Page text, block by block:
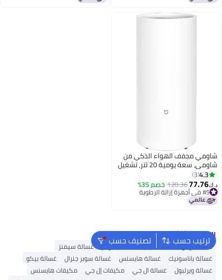
شاومي مجفف الهواء الذكي من
شاومي، سعة يومية 20 لتر، تشغيل
ذكي، 5 تصاميم لتقليل الضوضاء
4.3
3
د.ك‏77.76
120.36خصم 35%
#5 في أجهزة إزالة الرطوبة
أقل سعر في 30 يوم
تم بيع +20 مؤخرًا
ترتيب حسب تصنيف حسب البحث الشائع
غسالة بوش غسالة ميديا غسالة هوفر
غسالة سيمنز
غسالة باناسونيك
غسالة هايسنس غسالة سوبر جنرال
غسالة بيكو
غسالة ويرلبول
غسالة ال جي مكيفات إل جي
مكيفات هايسنس